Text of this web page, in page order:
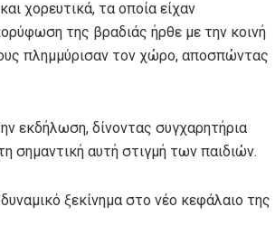
χορευτικά, τα οποία είχαν
της βραδιάς ήρθε με την κοινή
πλημμύρισαν τον χώρο, αποσπώντας
εκδήλωση, δίνοντας συγχαρητήρια
σημαντική αυτή στιγμή των παιδιών.
ξεκίνημα στο νέο κεφάλαιο της